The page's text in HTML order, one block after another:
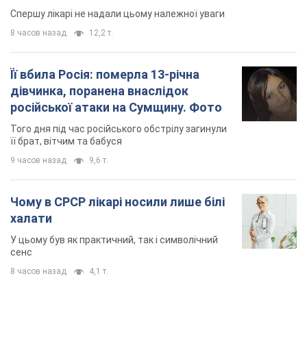
Спершу лікарі не надали цьому належної уваги
8 часов назад 12,2 т.
Її вбила Росія: померла 13-річна
дівчинка, поранена внаслідок
російської атаки на Сумщину. Фото
Того дня під час російського обстрілу загинули
її брат, вітчим та бабуся
9 часов назад 9,6 т.
Чому в СРСР лікарі носили лише білі
халати
У цьому був як практичний, так і символічний
сенс
8 часов назад 4,1 т.